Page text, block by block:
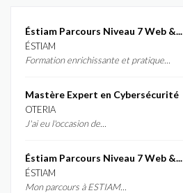
Éstiam Parcours Niveau 7 Web &...
ÉSTIAM
Formation enrichissante et pratique...
Mastère Expert en Cybersécurité
OTERIA
J'ai eu l'occasion de...
Éstiam Parcours Niveau 7 Web &...
ÉSTIAM
Mon parcours à ESTIAM...